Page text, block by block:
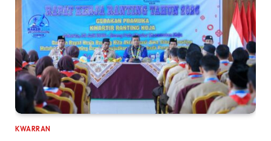
KWARRAN